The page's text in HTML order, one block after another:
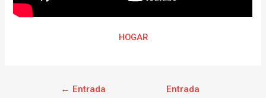
HOGAR
← Entrada
Entrada